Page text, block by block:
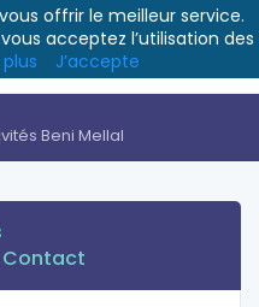
Beni Mellal
Contact
offrir le meilleur service.
acceptez l’utilisation des
J’accepte